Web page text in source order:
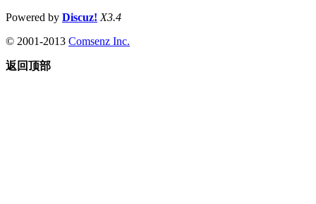
Powered by Discuz! X3.4
© 2001-2013 Comsenz Inc.
返回顶部